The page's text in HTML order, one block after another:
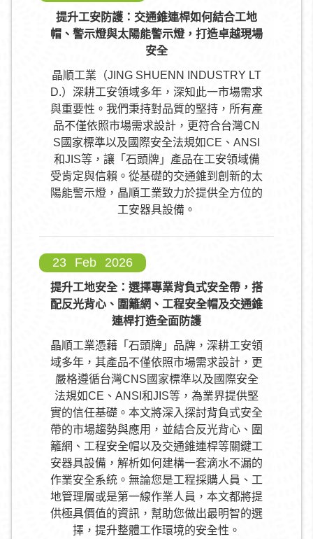
提升工安防護：交通錐連桿如何結合工地
帽、警示燈與太陽能警示燈，打造卓越現場
安全
晶順工業（JING SHUENN INDUSTRY LT
D.）深耕工安領域多年，深知此一市場需求
與重要性。我們秉持對品質的堅持，所有產
品不僅依照市場需求設計，更符合台灣CN
S國家標準以及國際安全法規如CE、ANSI
和JIS等，讓「石頭牌」產品在工安領域備
受肯定與信賴。從基礎的交通錐到創新的太
陽能警示燈，晶順工業致力於提供全方位的
工安器具設備。
23 Feb 2026
提升工地安全：選擇專業背負式安全帶，搭
配反光背心、圍籬網、工程安全帽及交通錐
連桿打造全面防護
晶順工業憑藉「石頭牌」品牌，深耕工安領
域多年，其產品不僅依照市場需求設計，更
嚴格遵循台灣CNS國家標準以及國際安全
法規如CE、ANSI和JIS等，為業界提供堅
實的信任基礎。本文將深入探討背負式安全
帶的市場趨勢與應用，並結合反光背心、圍
籬網、工程安全帽以及交通錐連桿等關鍵工
安器具設備，解析如何建構一套滴水不漏的
作業安全系統。無論您是工程採購人員、工
地管理層或是第一線作業人員，本文都將提
供極具價值的資訊，幫助您做出最明智的選
擇，提升整體工作環境的安全性。